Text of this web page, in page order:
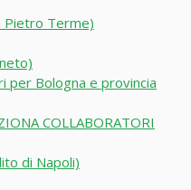
Pietro Terme)
per Bologna e provincia
COLLABORATORI
di Napoli)